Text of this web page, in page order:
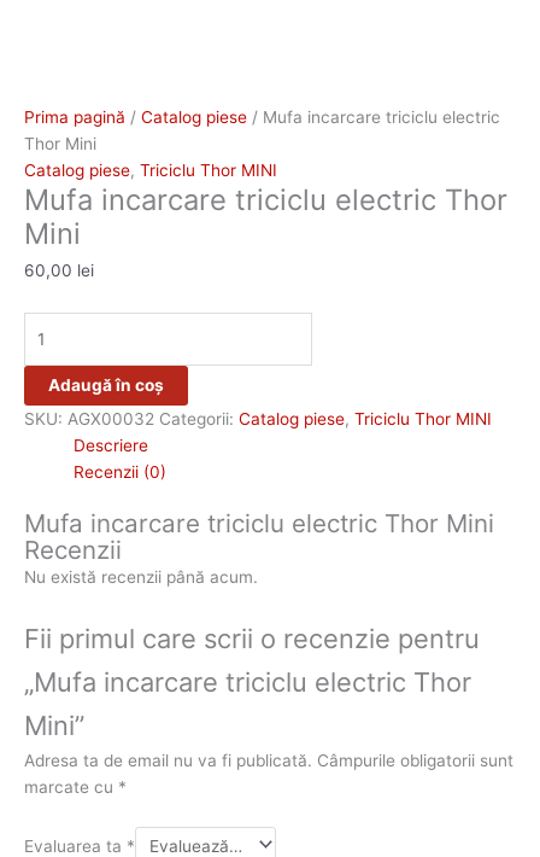
Prima pagină / Catalog piese / Mufa incarcare triciclu electric
Thor Mini
Catalog piese, Triciclu Thor MINI
Mufa incarcare triciclu electric Thor
Mini
60,00 lei
Adaugă în coș
SKU: AGX00032 Categorii: Catalog piese, Triciclu Thor MINI
Descriere
Recenzii (0)
Mufa incarcare triciclu electric Thor Mini
Recenzii
Nu există recenzii până acum.
Fii primul care scrii o recenzie pentru
„Mufa incarcare triciclu electric Thor
Mini”
Adresa ta de email nu va fi publicată. Câmpurile obligatorii sunt
marcate cu *
Evaluarea ta *